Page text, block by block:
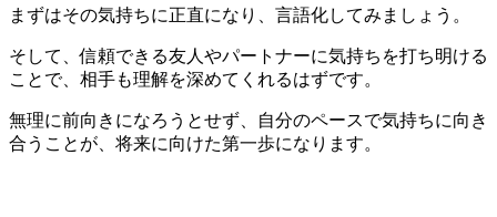
まずはその気持ちに正直になり、言語化してみましょう。
そして、信頼できる友人やパートナーに気持ちを打ち明ける
ことで、相手も理解を深めてくれるはずです。
無理に前向きになろうとせず、自分のペースで気持ちに向き
合うことが、将来に向けた第一歩になります。